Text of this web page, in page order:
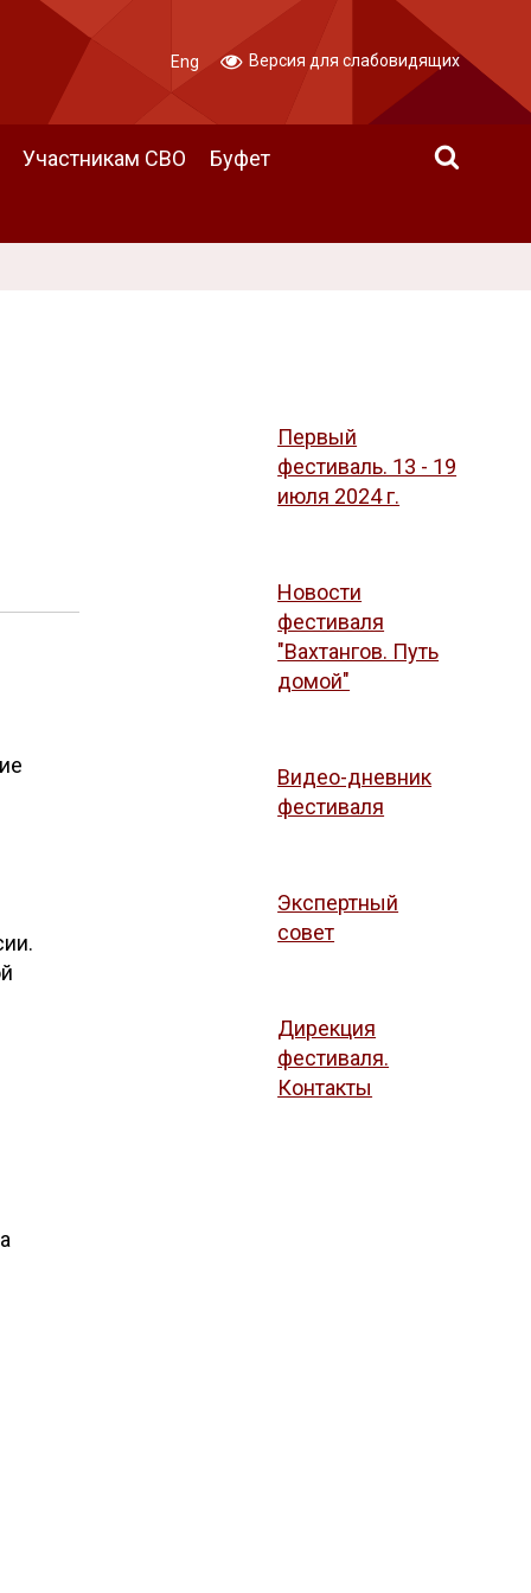
Участникам СВО Буфет
Eng Версия для слабовидящих
Первый
фестиваль. 13 - 19
июля 2024 г.
Новости
фестиваля
"Вахтангов. Путь
домой"
Видео-дневник
фестиваля
Экспертный
совет
Дирекция
фестиваля.
Контакты